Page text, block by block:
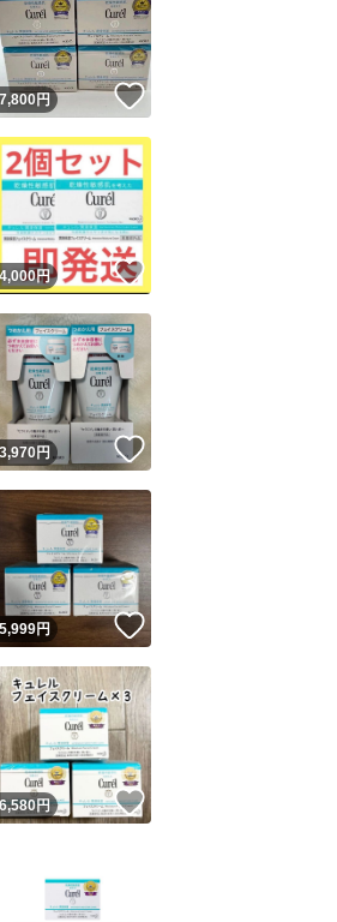
ね！
7,800円
ね！
4,000円
ね！
3,970円
ね！
5,999円 いいね！
ね！
6,580円 いいね！